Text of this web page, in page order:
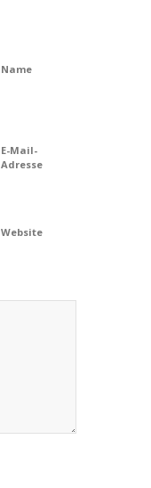
Name
E-Mail-
Adresse
Website